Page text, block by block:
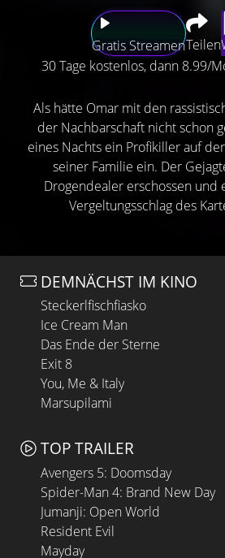
Gratis StreamenTeilen
30 Tage kostenlos, dann 8.99/
Als hätte Omar mit den
der Nachbarschaft nicht schon
eines Nachts ein Profikiller auf
seiner Familie ein. Der
Drogendealer erschossen und
Vergeltungsschlag des
DEMNÄCHST IM KINO
Steckerlfischfiasko
Ice Cream Man
Das Ende der Sterne
Exit 8
You, Me & Italy
Marsupilami
TOP TRAILER
Avengers 5: Doomsday
Spider-Man 4: Brand New Day
Jumanji: Open World
Resident Evil
Mayday